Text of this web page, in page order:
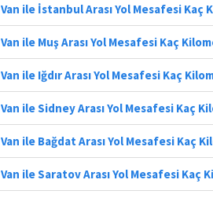
Van ile İstanbul Arası Yol Mesafesi Kaç
Van ile Muş Arası Yol Mesafesi Kaç
Van ile Iğdır Arası Yol Mesafesi Kaç
Van ile Sidney Arası Yol Mesafesi Kaç
Van ile Bağdat Arası Yol Mesafesi Kaç
Van ile Saratov Arası Yol Mesafesi Kaç